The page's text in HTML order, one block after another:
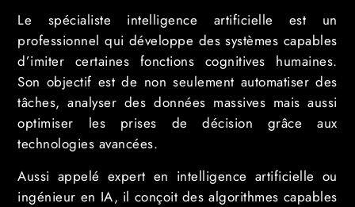
Le spécialiste intelligence artificielle est un
professionnel qui développe des systèmes capables
d’imiter certaines fonctions cognitives humaines.
Son objectif est de non seulement automatiser des
tâches, analyser des données massives mais aussi
optimiser les prises de décision grâce aux
technologies avancées.
Aussi appelé expert en intelligence artificielle ou
ingénieur en IA, il conçoit des algorithmes capables